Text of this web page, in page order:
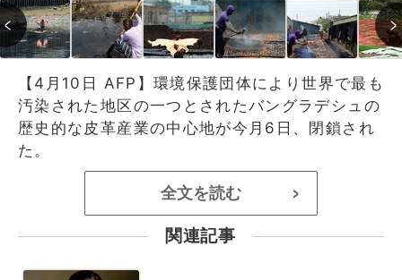
【4月10日 AFP】環境保護団体により世界で最も
汚染された地区の一つとされたバングラデシュの
歴史的な皮革産業の中心地が今月6日、閉鎖され
た。
全文を読む >
関連記事